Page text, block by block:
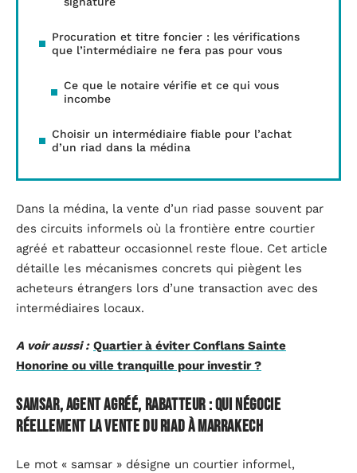
Procuration et titre foncier : les vérifications
que l’intermédiaire ne fera pas pour vous
Ce que le notaire vérifie et ce qui vous
incombe
Choisir un intermédiaire fiable pour l’achat
d’un riad dans la médina
Dans la médina, la vente d’un riad passe souvent par
des circuits informels où la frontière entre courtier
agréé et rabatteur occasionnel reste floue. Cet article
détaille les mécanismes concrets qui piègent les
acheteurs étrangers lors d’une transaction avec des
intermédiaires locaux.
A voir aussi : Quartier à éviter Conflans Sainte
Honorine ou ville tranquille pour investir ?
Samsar, agent agréé, rabatteur : qui négocie
réellement la vente du riad à Marrakech
Le mot « samsar » désigne un courtier informel,